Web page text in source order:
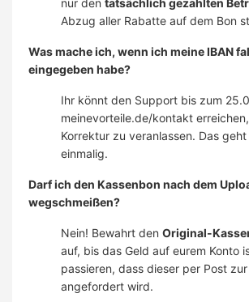
nur den tatsächlich gezahlten
Abzug aller Rabatte auf dem Bon
Was mache ich, wenn ich meine IBAN
eingegeben habe?
Ihr könnt den Support bis zum
meinevorteile.de/kontakt
Korrektur zu veranlassen. Das
einmalig.
Darf ich den Kassenbon nach dem
wegschmeißen?
Nein! Bewahrt den Original-
auf, bis das Geld auf eurem Konto
passieren, dass dieser per Post
angefordert wird.